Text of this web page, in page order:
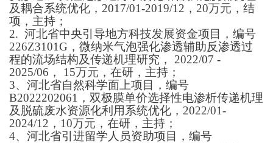
及耦合系统优化，2017/01-2019/12，20万元，结
项，主持；
2. 河北省中央引导地方科技发展资金项目，编号
226Z3101G，微纳米气泡强化渗透辅助反渗透过
程的流场结构及传递机理研究， 2022/07 -
2025/06， 15万元，在研，主持；
3、河北省自然科学面上项目，编号
B2022202061，双极膜单价选择性电渗析传递机理
及脱硫废水资源化利用系统优化，2022/01-
2024/12，10万元，在研，主持；
4、河北省引进留学人员资助项目，编号